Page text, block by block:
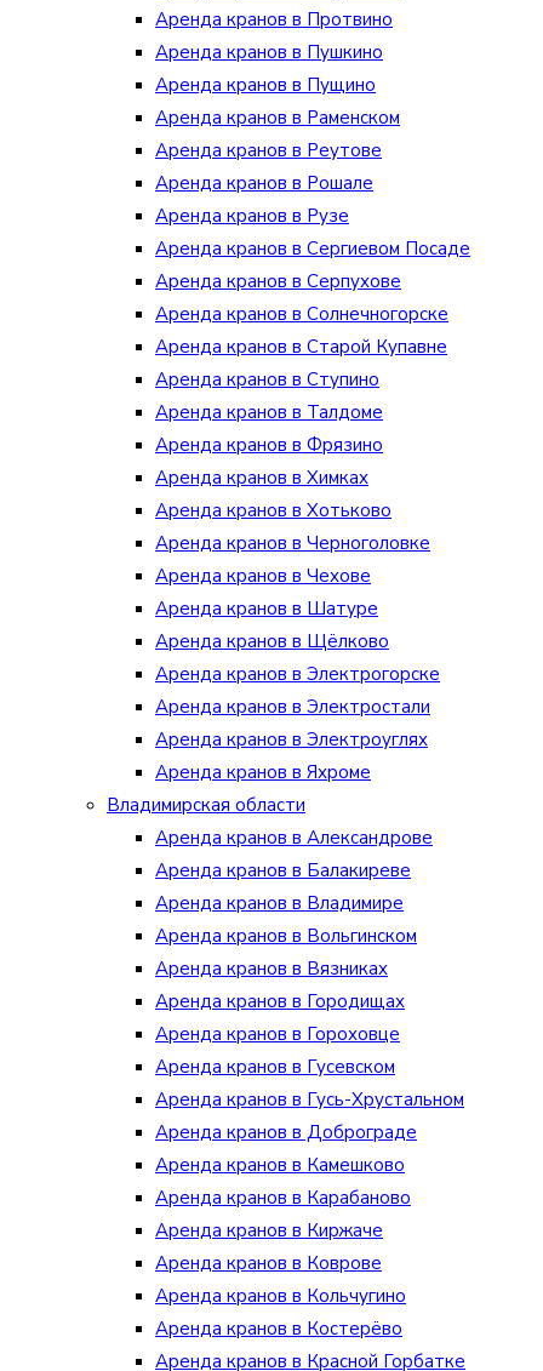
Аренда кранов в Протвино
Аренда кранов в Пушкино
Аренда кранов в Пущино
Аренда кранов в Раменском
Аренда кранов в Реутове
Аренда кранов в Рошале
Аренда кранов в Рузе
Аренда кранов в Сергиевом Посаде
Аренда кранов в Серпухове
Аренда кранов в Солнечногорске
Аренда кранов в Старой Купавне
Аренда кранов в Ступино
Аренда кранов в Талдоме
Аренда кранов в Фрязино
Аренда кранов в Химках
Аренда кранов в Хотьково
Аренда кранов в Черноголовке
Аренда кранов в Чехове
Аренда кранов в Шатуре
Аренда кранов в Щёлково
Аренда кранов в Электрогорске
Аренда кранов в Электростали
Аренда кранов в Электроуглях
Аренда кранов в Яхроме
Владимирская области
Аренда кранов в Александрове
Аренда кранов в Балакиреве
Аренда кранов в Владимире
Аренда кранов в Вольгинском
Аренда кранов в Вязниках
Аренда кранов в Городищах
Аренда кранов в Гороховце
Аренда кранов в Гусевском
Аренда кранов в Гусь-Хрустальном
Аренда кранов в Доброграде
Аренда кранов в Камешково
Аренда кранов в Карабаново
Аренда кранов в Киржаче
Аренда кранов в Коврове
Аренда кранов в Кольчугино
Аренда кранов в Костерёво
Аренда кранов в Красной Горбатке